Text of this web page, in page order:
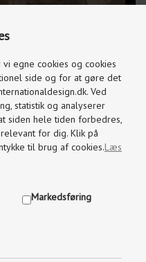
egne cookies og cookies
side og for at gøre det
Ved
statistik og analyserer
siden hele tiden forbedres,
for dig. Klik på
til brug af cookies.Læs
Markedsføring